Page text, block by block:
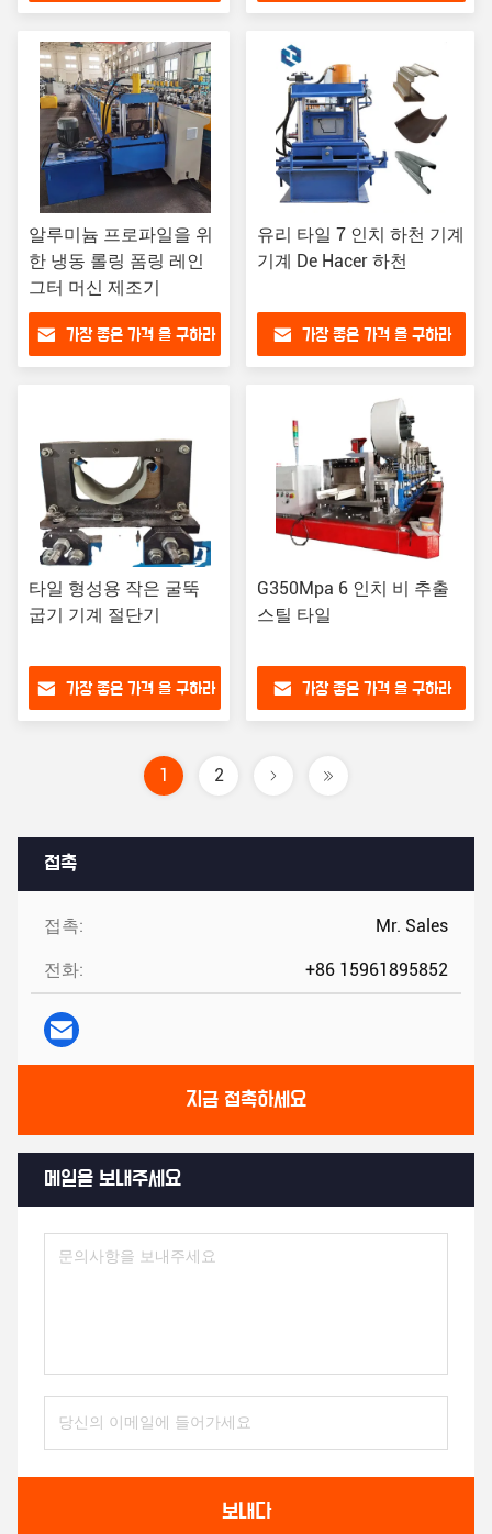
접촉
접촉: Mr. Sales
전화: +86 15961895852
지금 접촉하세요
메일을 보내주세요
보내다
알루미늄 프로파일을 위
한 냉동 롤링 폼링 레인
그터 머신 제조기
가장 좋은 가격 을 구하라
유리 타일 7 인치 하천 기계
기계 De Hacer 하천
가장 좋은 가격 을 구하라
타일 형성용 작은 굴뚝
굽기 기계 절단기
가장 좋은 가격 을 구하라
G350Mpa 6 인치 비 추출
스틸 타일
가장 좋은 가격 을 구하라
1 2